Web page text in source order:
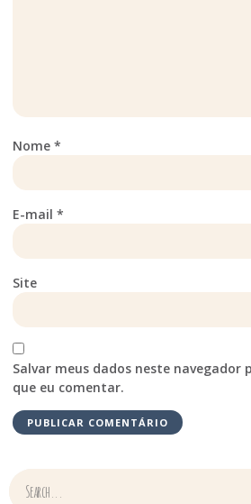
Nome *
E-mail *
Site
Salvar meus dados neste navegador
que eu comentar.